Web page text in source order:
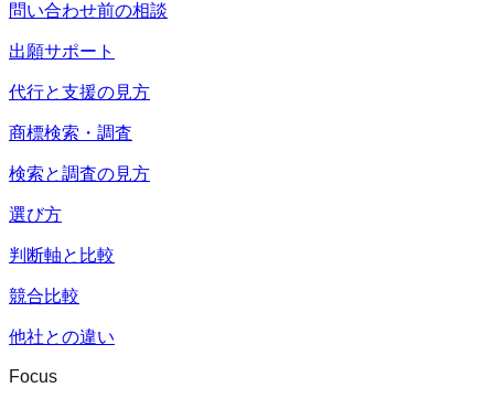
問い合わせ前の相談
出願サポート
代行と支援の見方
商標検索・調査
検索と調査の見方
選び方
判断軸と比較
競合比較
他社との違い
Focus